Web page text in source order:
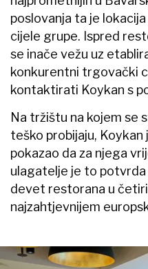
poslovanja ta je
cijele grupe. Ispred
se inače vežu uz
konkurentni trgovački
kontaktirati Koykan s
Na tržištu na kojem se
teško probijaju,
pokazao da za njega
ulagatelje je to
devet restorana u četiri
najzahtjevnijem